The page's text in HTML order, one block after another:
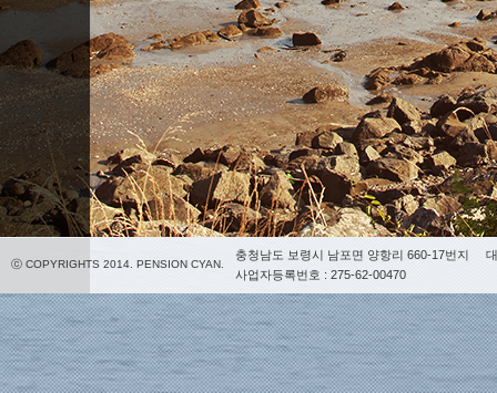
ⓒ COPYRIGHTS 2014. PENSION CYAN.
충청남도 보령시 남포면 양항리 660-17번지
사업자등록번호 : 275-62-00470